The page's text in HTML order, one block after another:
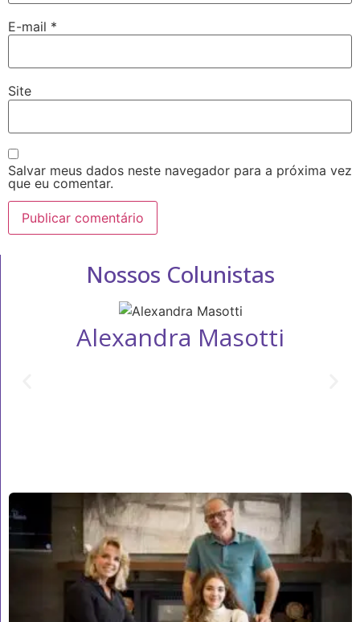
E-mail *
Site
Salvar meus dados neste navegador para a próxima vez
que eu comentar.
Nossos Colunistas
Alexandra Masotti